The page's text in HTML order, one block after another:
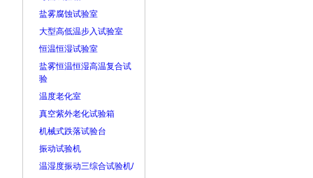
盐雾腐蚀试验室
大型高低温步入试验室
恒温恒湿试验室
盐雾恒温恒湿高温复合试
验
温度老化室
真空紫外老化试验箱
机械式跌落试验台
振动试验机
温湿度振动三综合试验机/